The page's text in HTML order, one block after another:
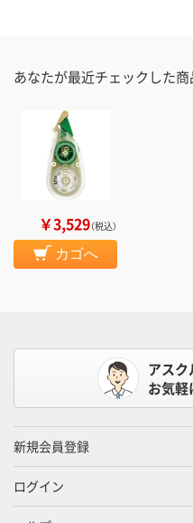
あなたが最近チェックした商
￥3,529（税込）
カゴへ
アスク
お気軽
新規会員登録
ログイン